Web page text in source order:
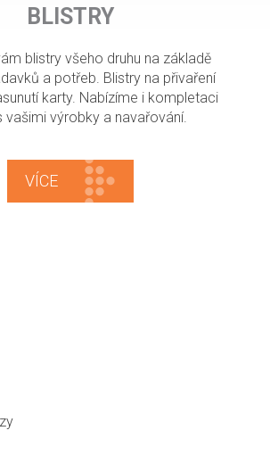
BLISTRY
blistry všeho druhu na základě
a potřeb. Blistry na přivaření
karty. Nabízíme i kompletaci
vašimi výrobky a navařování.
VÍCE